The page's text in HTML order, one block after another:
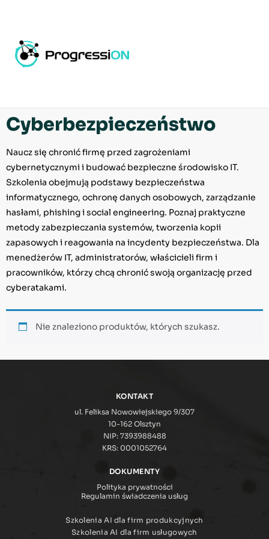
Cyberbezpieczeństwo
Naucz się chronić firmę przed zagrożeniami
cybernetycznymi i budować bezpieczne środowisko IT.
Szkolenia obejmują podstawy bezpieczeństwa
informatycznego, ochronę danych osobowych, zarządzanie
hasłami, phishing i social engineering. Poznaj praktyczne
metody zabezpieczania systemów, tworzenia kopii
zapasowych i reagowania na incydenty bezpieczeństwa. Dla
menedżerów IT, administratorów, właścicieli firm i
pracowników, którzy chcą chronić swoją organizację przed
cyberatakami.
Nie znaleziono produktów, których szukasz.
KONTAKT
ul. Feliksa Nowowiejskiego 9/307
10-162 Olsztyn
NIP: 7393988488
KRS: 0001052764
DOKUMENTY
Polityka prywatności
Regulamin świadczenia usług
Szkolenia AI dla firm produkcyjnych
Szkolenia AI dla firm usługowych